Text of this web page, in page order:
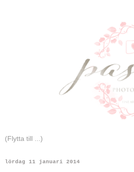
lördag 11 januari 2014